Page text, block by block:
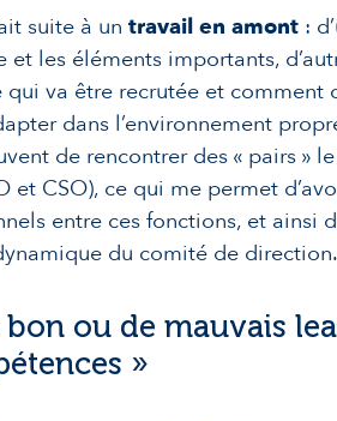
suite à untravail en amont :
et les éléments importants,
va être recrutée et comment
dans l’environnement
de rencontrer des « pairs »
et CSO), ce qui me permet
entre ces fonctions, et ainsi
du comité de direction.
bon ou de mauvais
»